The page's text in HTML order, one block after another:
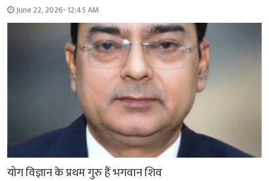
June 22, 2026- 12:45 AM
योग विज्ञान के प्रथम गुरु हैं भगवान शिव